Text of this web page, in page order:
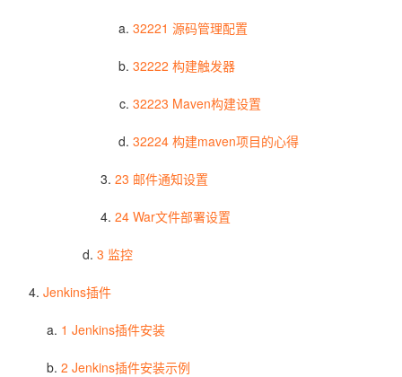
32221 源码管理配置
32222 构建触发器
32223 Maven构建设置
32224 构建maven项目的心得
23 邮件通知设置
24 War文件部署设置
3 监控
Jenkins插件
1 Jenkins插件安装
2 Jenkins插件安装示例